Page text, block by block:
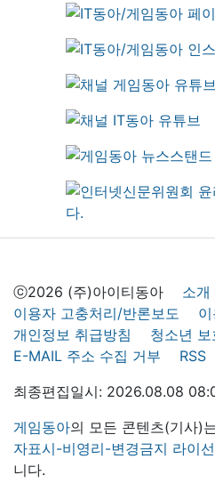
ⓒ2026 (주)아이티동아 소개
이용자 고충처리/반론보도
개인정보 취급방침
청소년 보
E-MAIL 주소 수집 거부
RSS
최종편집일시: 2026.08.08
게임동아의 모든 콘텐츠(기사)
자표시-비영리-변경금지 라이
니다.